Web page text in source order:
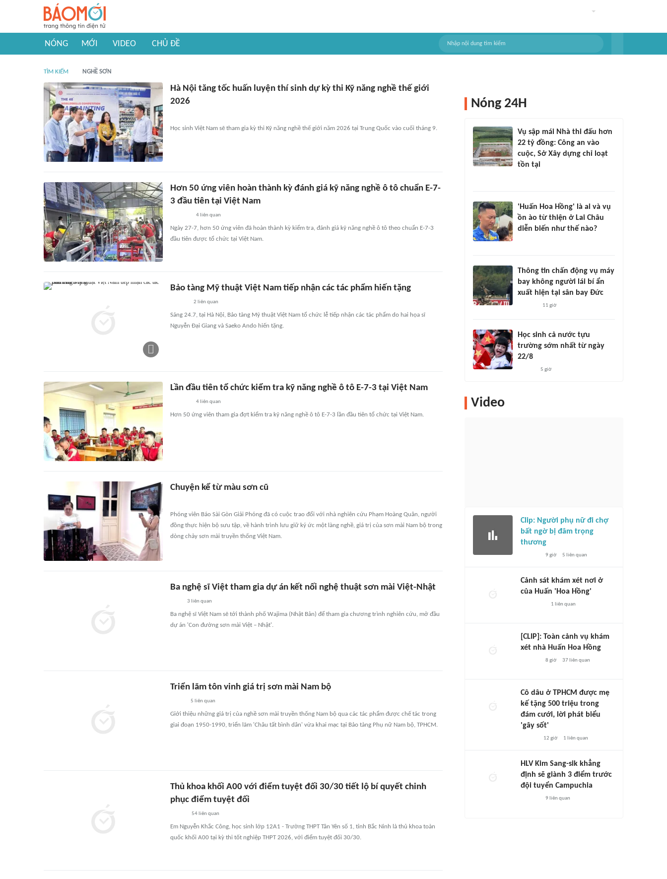
NÓNG MỚI VIDEO CHỦ ĐỀ
TÌM KIẾM NGHỀ SƠN
Hà Nội tăng tốc huấn luyện thí sinh dự kỳ thi Kỹ năng nghề thế giới
2026
Học sinh Việt Nam sẽ tham gia kỳ thi Kỹ năng nghề thế giới năm 2026 tại Trung Quốc vào cuối tháng 9.
Hơn 50 ứng viên hoàn thành kỳ đánh giá kỹ năng nghề ô tô chuẩn E-7-
3 đầu tiên tại Việt Nam
4liên quan
Ngày 27-7, hơn 50 ứng viên đã hoàn thành kỳ kiểm tra, đánh giá kỹ năng nghề ô tô theo chuẩn E-7-3
đầu tiên được tổ chức tại Việt Nam.
Bảo tàng Mỹ thuật Việt Nam tiếp nhận các tác phẩm hiến tặng
2 liên quan
Sáng 24.7, tại Hà Nội, Bảo tàng Mỹ thuật Việt Nam tổ chức lễ tiếp nhận các tác phẩm do hai họa sĩ
Nguyễn Đại Giang và Saeko Ando hiến tặng.
Lần đầu tiên tổ chức kiểm tra kỹ năng nghề ô tô E-7-3 tại Việt Nam
4liên quan
Hơn 50 ứng viên tham gia đợt kiểm tra kỹ năng nghề ô tô E-7-3 lần đầu tiên tổ chức tại Việt Nam.
Chuyện kể từ màu sơn cũ
Phóng viên Báo Sài Gòn Giải Phóng đã có cuộc trao đổi với nhà nghiên cứu Phạm Hoàng Quân, người
đồng thực hiện bộ sưu tập, về hành trình lưu giữ ký ức một làng nghề, giá trị của sơn mài Nam bộ trong
dòng chảy sơn mài truyền thống Việt Nam.
Ba nghệ sĩ Việt tham gia dự án kết nối nghệ thuật sơn mài Việt-Nhật
3 liên quan
Ba nghệ sĩ Việt Nam sẽ tới thành phố Wajima (Nhật Bản) để tham gia chương trình nghiên cứu, mở đầu
dự án 'Con đường sơn mài Việt – Nhật'.
Triển lãm tôn vinh giá trị sơn mài Nam bộ
5 liên quan
Giới thiệu những giá trị của nghề sơn mài truyền thống Nam bộ qua các tác phẩm được chế tác trong
giai đoạn 1950-1990, triển lãm 'Châu tất bình dân' vừa khai mạc tại Bảo tàng Phụ nữ Nam bộ, TPHCM.
Thủ khoa khối A00 với điểm tuyệt đối 30/30 tiết lộ bí quyết chinh
phục điểm tuyệt đối
54liên quan
Em Nguyễn Khắc Công, học sinh lớp 12A1 - Trường THPT Tân Yên số 1, tỉnh Bắc Ninh là thủ khoa toàn
quốc khối A00 tại kỳ thi tốt nghiệp THPT 2026, với điểm tuyệt đối 30/30.
Nóng 24H
Vụ sập mái Nhà thi đấu hơn
22 tỷ đồng: Công an vào
cuộc, Sở Xây dựng chỉ loạt
tồn tại
'Huấn Hoa Hồng' là ai và vụ
ồn ào từ thiện ở Lai Châu
diễn biến như thế nào?
Thông tin chấn động vụ máy
bay không người lái bí ẩn
xuất hiện tại sân bay Đức
11 giờ
Học sinh cả nước tựu
trường sớm nhất từ ngày
22/8
5 giờ
Video
Clip: Người phụ nữ đi chợ
bất ngờ bị đâm trọng
thương
9 giờ 5 liên quan
Cảnh sát khám xét nơi ở
của Huấn 'Hoa Hồng'
1 liên quan
[CLIP]: Toàn cảnh vụ khám
xét nhà Huấn Hoa Hồng
8 giờ 37liên quan
Cô dâu ở TPHCM được mẹ
kế tặng 500 triệu trong
đám cưới, lời phát biểu
'gây sốt'
12 giờ 1 liên quan
HLV Kim Sang-sik khẳng
định sẽ giành 3 điểm trước
đội tuyển Campuchia
9 liên quan